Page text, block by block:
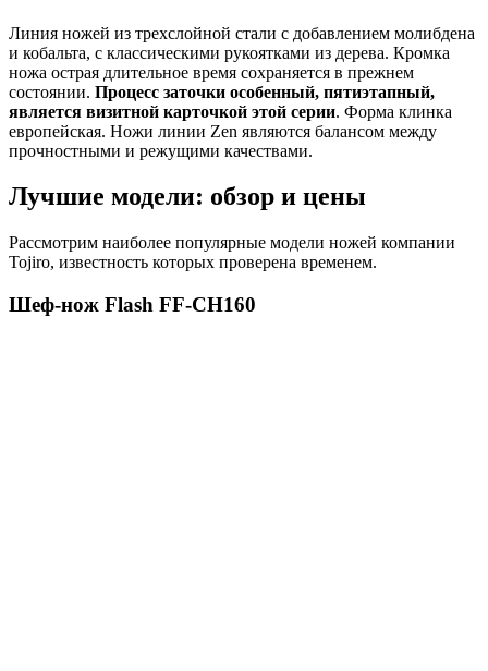
Линия ножей из трехслойной стали с добавлением молибдена
и кобальта, с классическими рукоятками из дерева. Кромка
ножа острая длительное время сохраняется в прежнем
состоянии. Процесс заточки особенный, пятиэтапный,
является визитной карточкой этой серии. Форма клинка
европейская. Ножи линии Zen являются балансом между
прочностными и режущими качествами.
Лучшие модели: обзор и цены
Рассмотрим наиболее популярные модели ножей компании
Tojiro, известность которых проверена временем.
Шеф-нож Flash FF-CH160